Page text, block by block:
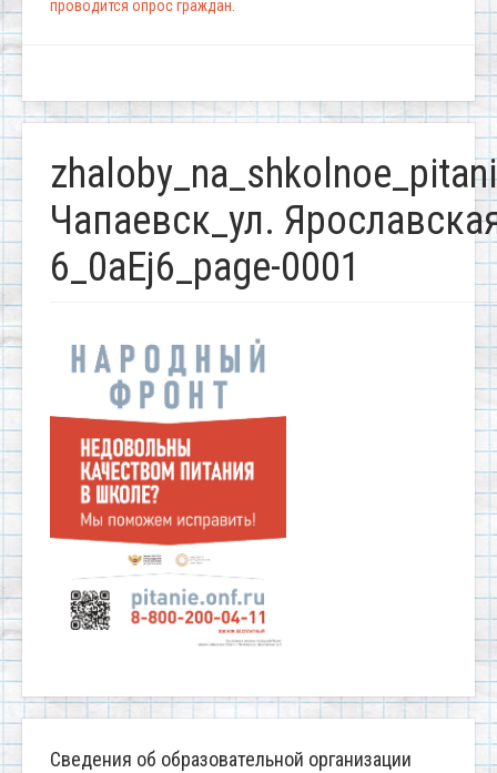
проводится опрос граждан.
Чапаевск_ул.
6_0aEj6_page-0001
Сведения об образовательной организации